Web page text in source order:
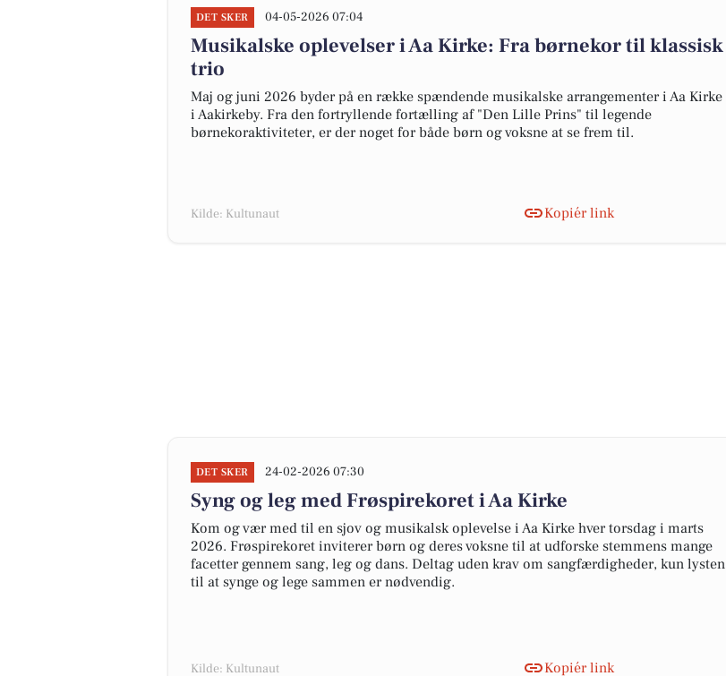
DET SKER 04-05-2026 07:04
Musikalske oplevelser i Aa Kirke: Fra børnekor til klassisk
trio
Maj og juni 2026 byder på en række spændende musikalske arrangementer i Aa Kirke
i Aakirkeby. Fra den fortryllende fortælling af "Den Lille Prins" til legende
børnekoraktiviteter, er der noget for både børn og voksne at se frem til.
Kilde: Kultunaut Kopiér link
DET SKER 24-02-2026 07:30
Syng og leg med Frøspirekoret i Aa Kirke
Kom og vær med til en sjov og musikalsk oplevelse i Aa Kirke hver torsdag i marts
2026. Frøspirekoret inviterer børn og deres voksne til at udforske stemmens mange
facetter gennem sang, leg og dans. Deltag uden krav om sangfærdigheder, kun lysten
til at synge og lege sammen er nødvendig.
Kilde: Kultunaut Kopiér link